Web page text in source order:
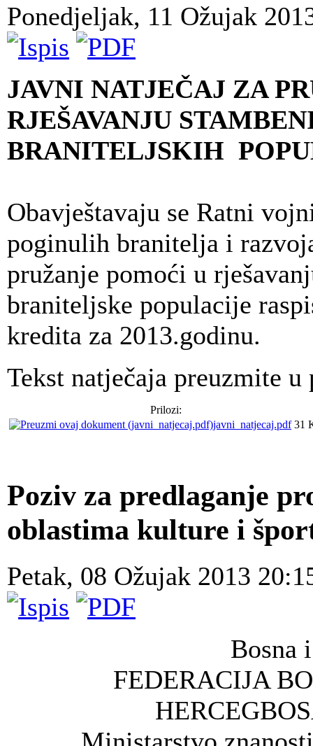
Ponedjeljak, 11 Ožujak
JAVNI NATJEČAJ ZA
RJEŠAVANJU
BRANITELJSKIH
Obavještavaju se Ratni
poginulih branitelja i
pružanje pomoći u
braniteljske populacije
kredita za 2013.godinu.
Tekst natječaja preuzmite
Prilozi:
javni_natjecaj.pdf 31
Poziv za predlaganje
oblastima kulture i
Petak, 08 Ožujak 2013
Bosna
FEDERACIJA